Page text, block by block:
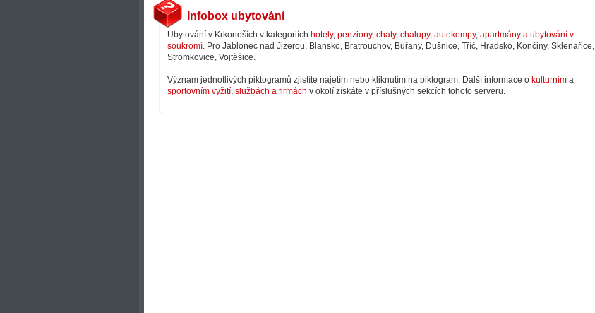
Infobox ubytování
Ubytování v Krkonoších v kategoriích hotely, penziony, chaty, chalupy, autokempy, apartmány a ubytování v
soukromí. Pro Jablonec nad Jizerou, Blansko, Bratrouchov, Buřany, Dušnice, Tříč, Hradsko, Končiny, Sklenařice,
Stromkovice, Vojtěšice.
Význam jednotlivých piktogramů zjistíte najetím nebo kliknutím na piktogram. Další informace o kulturním a
sportovním vyžití, službách a firmách v okolí získáte v příslušných sekcích tohoto serveru.